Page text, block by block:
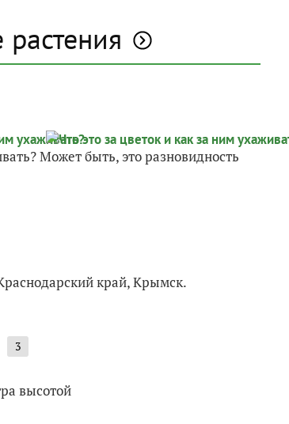
Может быть, это разновидность
край, Крымск.
3
высотой